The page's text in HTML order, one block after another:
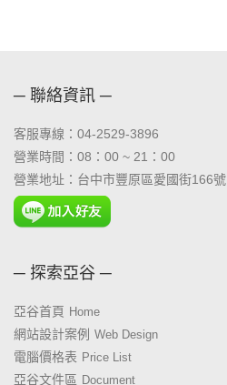
─ 聯絡資訊 ─
客服專線：04-2529-3896
營業時間：08：00 ~ 21：00
營業地址：台中市豐原區愛國街166號
─ 探索亞谷 ─
亞谷首頁 Home
網站設計案例 Web Design
電腦價格表 Price List
亞谷文件區 Document